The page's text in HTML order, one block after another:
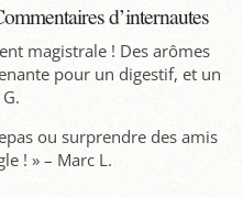
d’internautes
magistrale ! Des arômes
pour un digestif, et un
ou surprendre des amis
! » – Marc L.